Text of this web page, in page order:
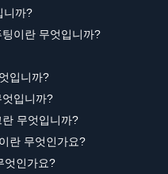
니까?
이란 무엇입니까?
입니까?
입니까?
무엇입니까?
란 무엇인가요?
엇인가요?